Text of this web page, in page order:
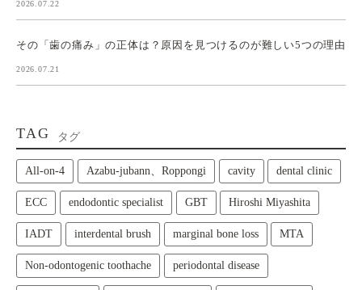
2026.07.22
その「歯の痛み」の正体は？原因を見つけるのが難しい5つの理由
2026.07.21
TAG タグ
All‑on‑4 Azabu-jubann、Roppongi cavity dental clinic
ECC endodontic specialist GBT Hiroshi Miyashita
IADT interdental brush marginal bone loss MTA
Non-odontogenic toothache periodontal disease